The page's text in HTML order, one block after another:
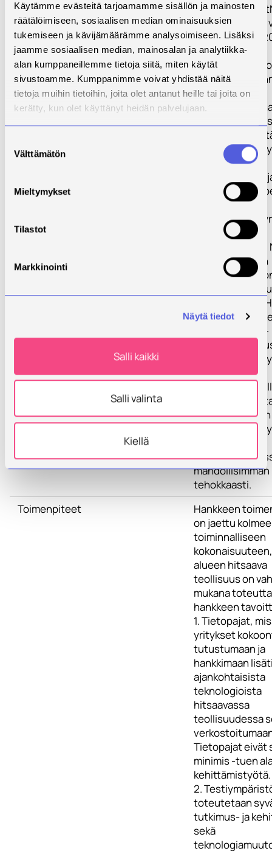
Käytämme evästeitä tarjoamamme sisällön ja mainosten
räätälöimiseen, sosiaalisen median ominaisuuksien
tukemiseen ja kävijämäärämme analysoimiseen. Lisäksi
jaamme sosiaalisen median, mainosalan ja analytiikka-
alan kumppaneillemme tietoja siitä, miten käytät
sivustoamme. Kumppanimme voivat yhdistää näitä
tietoja muihin tietoihin, joita olet antanut heille tai joita on
kerätty, kun olet käyttänyt heidän palvelujaan.
valinta
Välttämätön
Mieltymykset
Tilastot
Markkinointi
Näytä tiedot
Salli kaikki
Salli valinta
Kiellä
HitSavonia2,
HitWerk), joista
vuosina 2017 -
toteutettu
yritysten
tuottavuuden
kehittäminen -
HitWerk. Hanke
erinomaisia
tuloksia alueen
toiminnan
kehittämisessä
esille
tuotannon
kehittämiseen
kilpailukyvyn
parantamiseksi.
ovat hitsauksen
nostaminen ja
tehostaminen.
kohdentaa
näiden HitWerk-
hankkeessa
fokuspisteiden
ja hyödyntää
aikaisemmin
tulleita
alueen yritysten
toiminnan
mahdollisimman
tehokkaasti.
Toimenpiteet
Hankkeen
on jaettu
toiminnalliseen
alueen hitsaava
teollisuus on
mukana
hankkeen
1. Tietopajat,
yritykset
tutustumaan ja
hankkimaan
ajankohtaisista
teknologioista
hitsaavassa
teollisuudessa
Tietopajat eivät
minimis -tuen
kehittämistyötä.
2.
toteutetaan
tutkimus- ja
sekä